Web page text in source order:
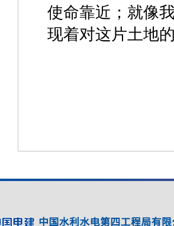
使命靠近；就像
现着对这片土地